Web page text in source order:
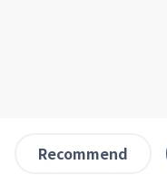
Recommend